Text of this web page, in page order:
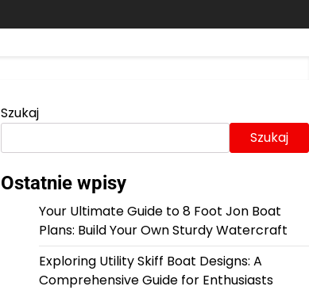
Szukaj
Szukaj
Ostatnie wpisy
Your Ultimate Guide to 8 Foot Jon Boat
Plans: Build Your Own Sturdy Watercraft
Exploring Utility Skiff Boat Designs: A
Comprehensive Guide for Enthusiasts